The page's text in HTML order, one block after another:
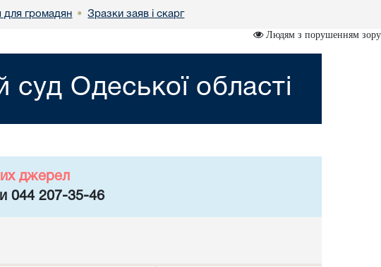
для громадян • Зразки заяв і скарг
Людям з порушенням зору
суд Одеської області
джерел
044 207-35-46